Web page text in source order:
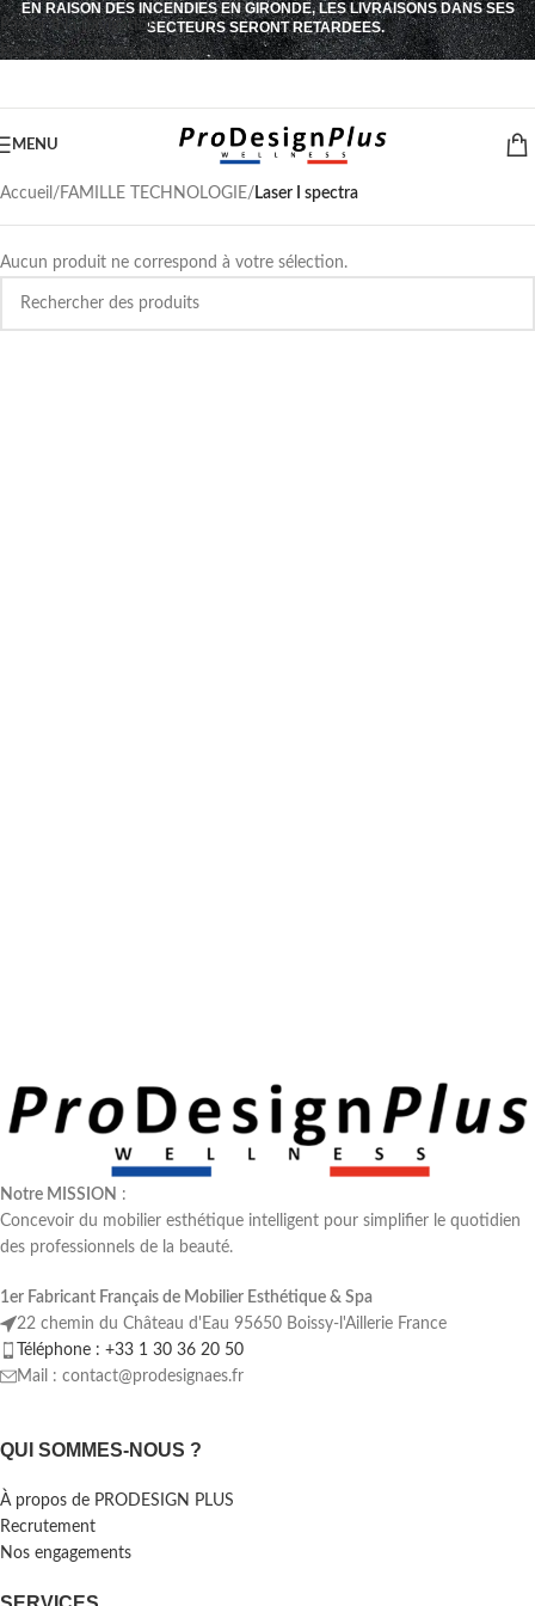
Passer à la navigation
Passer au contenu principal
EN RAISON DES INCENDIES EN GIRONDE, LES LIVRAISONS DANS SES
SECTEURS SERONT RETARDEES.
MENU
Accueil / FAMILLE TECHNOLOGIE/ Laser I spectra
Aucun produit ne correspond à votre sélection.
Notre MISSION :
Concevoir du mobilier esthétique intelligent pour simplifier le quotidien
des professionnels de la beauté.
1er Fabricant Français de Mobilier Esthétique & Spa
22 chemin du Château d'Eau 95650 Boissy-l'Aillerie France
Téléphone : +33 1 30 36 20 50
Mail : contact@prodesignaes.fr
QUI SOMMES-NOUS ?
À propos de PRODESIGN PLUS
Recrutement
Nos engagements